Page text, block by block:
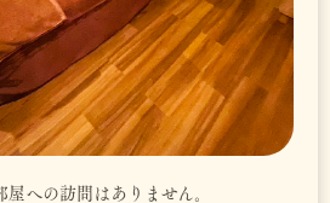
屋への訪問はありません。